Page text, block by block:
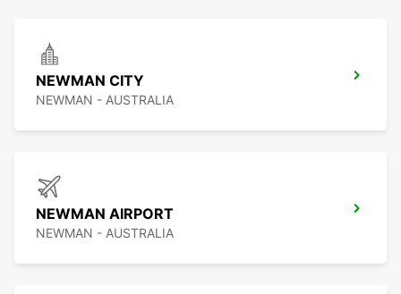
NEWMAN CITY
NEWMAN - AUSTRALIA
NEWMAN AIRPORT
NEWMAN - AUSTRALIA